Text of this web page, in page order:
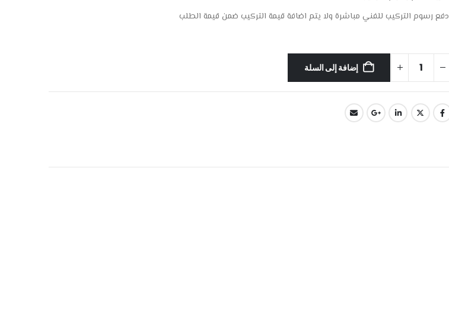
دفع رسوم التركيب للفني مباشرة ولا يتم اضافة قيمة التركيب ضمن قيمة الطلب
إضافة إلى السلة